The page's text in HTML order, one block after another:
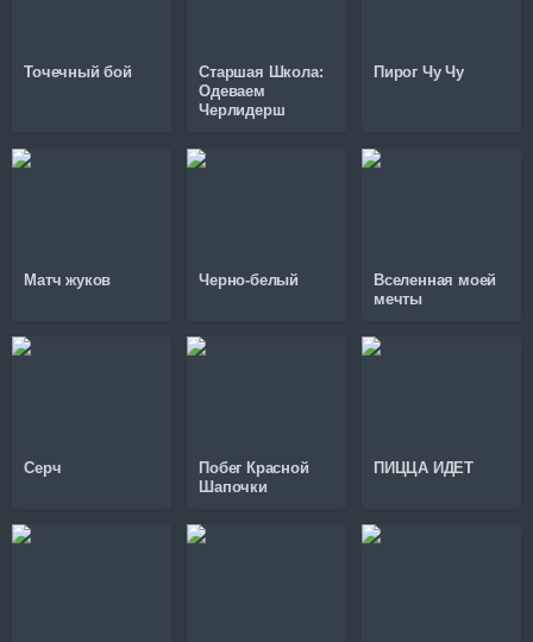
Точечный бой
Старшая Школа:
Одеваем
Черлидерш
Пирог Чу Чу
Матч жуков Черно-белый
Вселенная моей
мечты
Серч
Побег Красной
Шапочки
ПИЦЦА ИДЕТ